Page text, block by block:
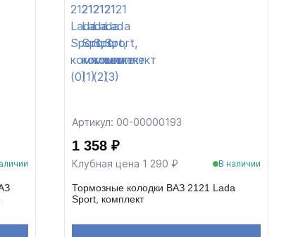
Артикул: 00-00000193
1 358 ₽
Клубная цена 1 290 ₽ В наличии
Тормозные колодки ВАЗ 2121 Lada
Sport, комплект